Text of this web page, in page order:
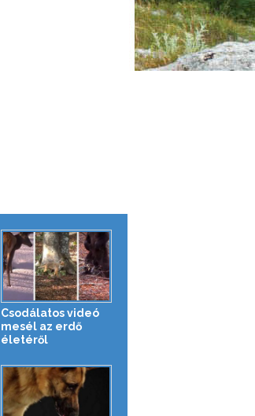
Csodálatos videó
mesél az erdő
életéről